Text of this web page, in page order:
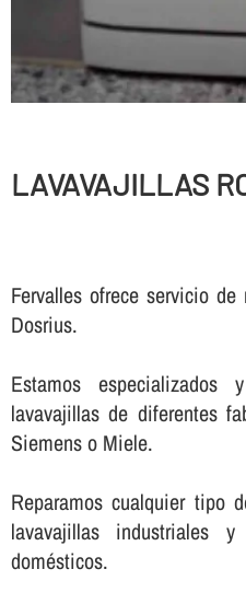
LAVAVAJILLAS
Fervalles ofrece servicio
Dosrius.
Estamos especializados
lavavajillas de diferentes
Siemens o Miele.
Reparamos cualquier tipo
lavavajillas industriales
domésticos.